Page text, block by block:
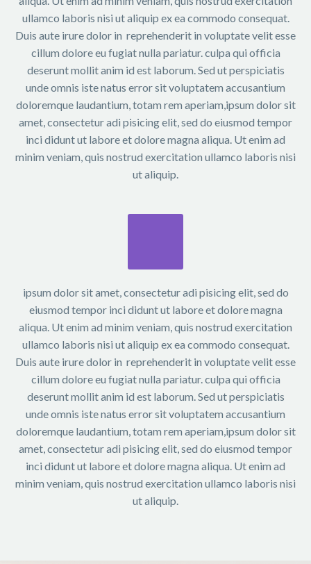
ullamco laboris nisi ut aliquip ex ea commodo consequat.
Duis aute irure dolor in reprehenderit in voluptate velit esse
cillum dolore eu fugiat nulla pariatur. culpa qui officia
deserunt mollit anim id est laborum. Sed ut perspiciatis
unde omnis iste natus error sit voluptatem accusantium
doloremque laudantium, totam rem aperiam,ipsum dolor sit
amet, consectetur adi pisicing elit, sed do eiusmod tempor
inci didunt ut labore et dolore magna aliqua. Ut enim ad
minim veniam, quis nostrud exercitation ullamco laboris nisi
ut aliquip.
ipsum dolor sit amet, consectetur adi pisicing elit, sed do
eiusmod tempor inci didunt ut labore et dolore magna
aliqua. Ut enim ad minim veniam, quis nostrud exercitation
ullamco laboris nisi ut aliquip ex ea commodo consequat.
Duis aute irure dolor in reprehenderit in voluptate velit esse
cillum dolore eu fugiat nulla pariatur. culpa qui officia
deserunt mollit anim id est laborum. Sed ut perspiciatis
unde omnis iste natus error sit voluptatem accusantium
doloremque laudantium, totam rem aperiam,ipsum dolor sit
amet, consectetur adi pisicing elit, sed do eiusmod tempor
inci didunt ut labore et dolore magna aliqua. Ut enim ad
minim veniam, quis nostrud exercitation ullamco laboris nisi
ut aliquip.